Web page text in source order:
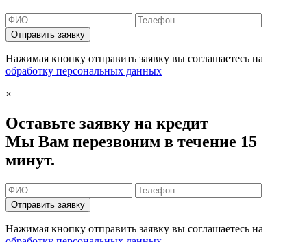
Отправить заявку
Нажимая кнопку отправить заявку вы соглашаетесь на
обработку персональных данных
×
Оставьте заявку на кредит
Мы Вам перезвоним в течение 15
минут.
Отправить заявку
Нажимая кнопку отправить заявку вы соглашаетесь на